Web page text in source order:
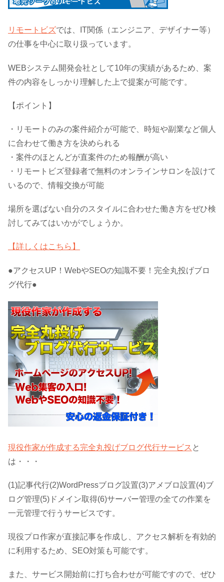
リモートビズでは、IT関係（エンジニア、デザイナー等）
の仕事を中心に取り扱っています。
WEBシステム開発会社として10年の実績があるため、案
件の内容をしっかり理解した上で提案が可能です。
【ポイント】
・リモートのみの案件紹介が可能で、時短や副業など個人
に合わせて働き方を決められる
・案件のほとんどが直案件のため報酬が高い
・リモートビズ登録者で無料のオンラインサロンを設けて
いるので、情報交換が可能
場所を選ばない自分のスタイルに合わせた働き方をぜひ検
討してみてはいかがでしょうか。
【詳しくはこちら】
●アクセスUP！WebやSEOの知識不要！完全丸投げブロ
グ代行●
現役作家が作成する完全丸投げブログ代行サービス と
は・・・
(1)記事代行(2)WordPressブログ設置(3)アメブロ設置(4)ブ
ログ管理(5)ドメイン取得(6)サーバー管理の全ての作業を
一元管理で行うサービスです。
現役プロ作家が直接記事を作成し、アクセス解析を有効的
に利用するため、SEO対策も可能です。
また、サービス開始前に打ち合わせが可能ですので、ぜひ